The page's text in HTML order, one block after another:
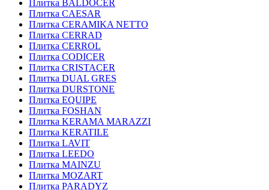
Плитка BALDOCER
Плитка CAESAR
Плитка CERAMIKA NETTO
Плитка CERRAD
Плитка CERROL
Плитка CODICER
Плитка CRISTACER
Плитка DUAL GRES
Плитка DURSTONE
Плитка EQUIPE
Плитка FOSHAN
Плитка KERAMA MARAZZI
Плитка KERATILE
Плитка LAVIT
Плитка LEEDO
Плитка MAINZU
Плитка MOZART
Плитка PARADYZ